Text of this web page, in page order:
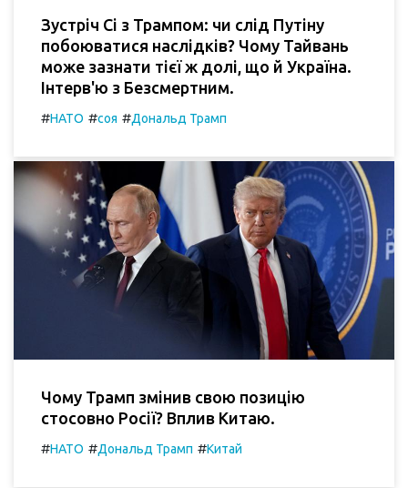
Зустріч Сі з Трампом: чи слід Путіну
побоюватися наслідків? Чому Тайвань
може зазнати тієї ж долі, що й Україна.
Інтерв'ю з Безсмертним.
#НАТО #соя #Дональд Трамп
Чому Трамп змінив свою позицію
стосовно Росії? Вплив Китаю.
#НАТО #Дональд Трамп #Китай